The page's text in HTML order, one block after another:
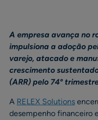
A empresa avança no
impulsiona a adoção
varejo, atacado e
crescimento
(ARR) pelo 74º
A RELEX Solutions
desempenho financeiro